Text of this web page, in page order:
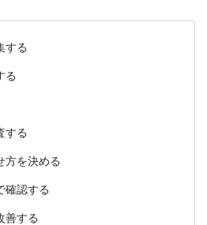
する
る
する
方を決める
確認する
善する